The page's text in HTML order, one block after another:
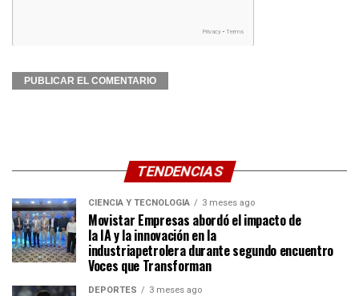
TENDENCIAS
CIENCIA Y TECNOLOGÍA 3 meses ago
Movistar Empresas abordó el impacto de
la IA y la innovación en la
industriapetrolera durante segundo encuentro
Voces que Transforman
DEPORTES 3 meses ago